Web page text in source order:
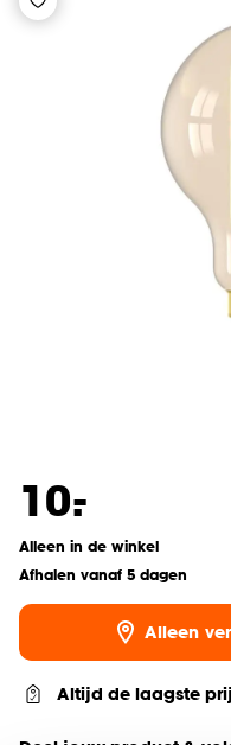
10.
-
Alleen in de winkel
Afhalen vanaf 5 dagen
Alleen
Altijd de laagste